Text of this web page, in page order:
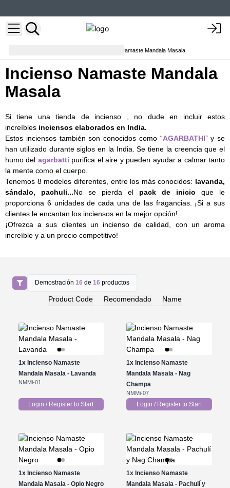
Incienso Namaste Mandala Masala
Incienso Namaste Mandala
Masala
Si tiene una tienda de incienso , no dude en incluir estos
increíbles inciensos elaborados en India.
Estos inciensos también son conocidos como “AGARBATHI” y se
han utilizado durante siglos en la India. Se tiene la creencia que el
humo del agarbatti purifica el aire y pueden ayudar a calmar tanto
la mente como el cuerpo.
Tenemos 8 modelos diferentes, entre los más conocidos: lavanda,
sándalo, pachuli...No se pierda el pack de inicio que le
proporciona 6 unidades de cada una de las fragancias. ¡Si a sus
clientes le encantan los inciensos en la mejor opción!
¡Ofrezca a sus clientes un incienso de calidad, con un aroma
increíble y a un precio competitivo!
Demostración16 de16 productos
Product Code Recomendado Name
1xIncienso Namaste
Mandala Masala - Lavanda
NMMi-01
Login / Register to Start
1x Incienso Namaste
Mandala Masala - Nag
Champa
NMMi-07
Login / Register to Start
1xIncienso Namaste
Mandala Masala - Opio Negro
1x Incienso Namaste
Mandala Masala - Pachulí y